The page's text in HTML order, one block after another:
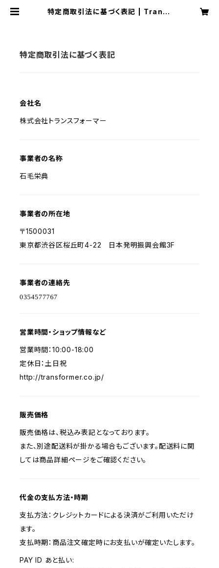
特定商取引法に基づく表記 | Transf
特定商取引法に基づく表記
会社名
株式会社トランスフォーマー
事業者の名称
石毛栄典
事業者の所在地
〒1500031
東京都渋谷区桜丘町4-22 日本発明振興会館3F
事業者の連絡先
営業時間・ショップ情報など
営業時間：10:00-18:00
定休日：土日祝
http://transformer.co.jp/
販売価格
販売価格は、税込み表記となっております。
また、別途配送料が掛かる場合もございます。配送料に関
しては商品詳細ページをご確認ください。
代金の支払方法・時期
支払方法：クレジットカードによる決済がご利用いただけ
ます。
支払時期：商品注文確定時にお支払いが確定いたします。
PAY ID あと払い: